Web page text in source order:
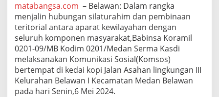
B
e
r
s
a
m
a
K
e
l
matabangsa.com – Belawan: Dalam rangka
menjalin hubungan silaturahim dan pembinaan
teritorial antara aparat kewilayahan dengan
seluruh komponen masyarakat,Babinsa Koramil
0201-09/MB Kodim 0201/Medan Serma Kasdi
melaksanakan Komunikasi Sosial(Komsos)
bertempat di kedai kopi Jalan Asahan lingkungan III
Kelurahan Belawan I Kecamatan Medan Belawan
pada hari Senin,6 Mei 2024.